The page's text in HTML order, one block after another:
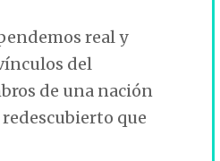
real y
del
de una nación
que